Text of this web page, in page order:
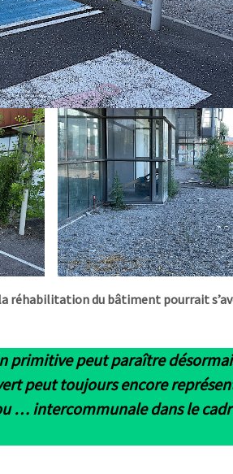
réhabilitation du bâtiment pourrait
primitive peut paraître
peut toujours encore
… intercommunale dans le